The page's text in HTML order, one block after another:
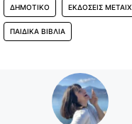
ΔΗΜΟΤΙΚΌ ΕΚΔΌΣΕΙΣ
ΠΑΙΔΙΚΆ ΒΙΒΛΊΑ